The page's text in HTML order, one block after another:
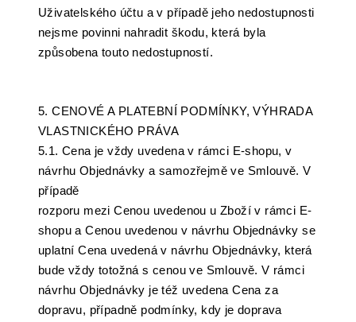
Uživatelského účtu a v případě jeho nedostupnosti
nejsme povinni nahradit škodu, která byla
způsobena touto nedostupností.
5. CENOVÉ A PLATEBNÍ PODMÍNKY, VÝHRADA
VLASTNICKÉHO PRÁVA
5.1. Cena je vždy uvedena v rámci E-shopu, v
návrhu Objednávky a samozřejmě ve Smlouvě. V
případě
rozporu mezi Cenou uvedenou u Zboží v rámci E-
shopu a Cenou uvedenou v návrhu Objednávky se
uplatní Cena uvedená v návrhu Objednávky, která
bude vždy totožná s cenou ve Smlouvě. V rámci
návrhu Objednávky je též uvedena Cena za
dopravu, případně podmínky, kdy je doprava